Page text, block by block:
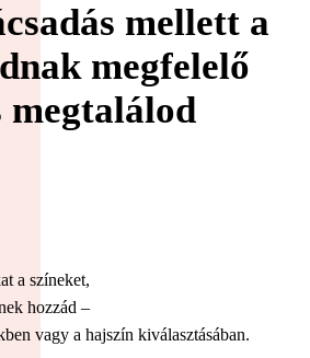
mellett a
megfelelő
a színeket,
hozzád –
vagy a hajszín kiválasztásában.